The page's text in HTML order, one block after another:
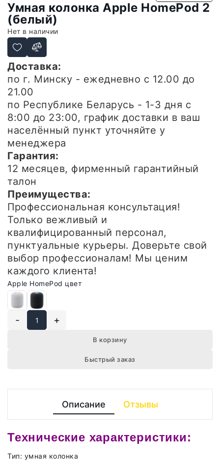
Умная колонка Apple HomePod 2
(белый)
Нет в наличии
Доставка:
по г. Минску - ежедневно с 12.00 до
21.00
по Республике Беларусь - 1-3 дня с
8:00 до 23:00, график доставки в ваш
населённый пункт уточняйте у
менеджера
Гарантия:
12 месяцев, фирменный гарантийный
талон
Преимущества:
Профессиональная консультация!
Только вежливый и
квалифицированный персонал,
пунктуальные курьеры. Доверьте свой
выбор профессионалам! Мы ценим
каждого клиента!
Apple HomePod цвет
- +
В корзину
Быстрый заказ
Описание Отзывы
Технические характеристики:
Тип: умная колонка